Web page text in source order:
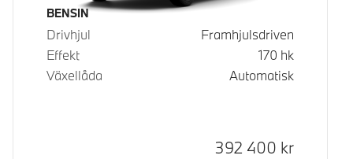
Bränsle
BENSIN
Drivhjul
Framhjulsdriven
Effekt
170 hk
Växellåda
Automatisk
Kontantpris
392 400 kr